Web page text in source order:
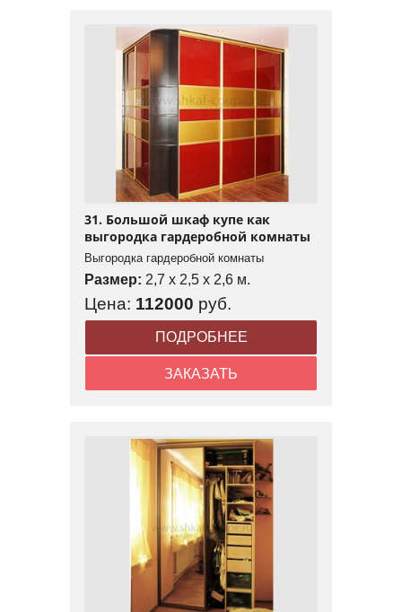
31. Большой шкаф купе как
выгородка гардеробной комнаты
Выгородка гардеробной комнаты
Размер: 2,7 x 2,5 x 2,6 м.
Цена: 112000 руб.
ПОДРОБНЕЕ
ЗАКАЗАТЬ